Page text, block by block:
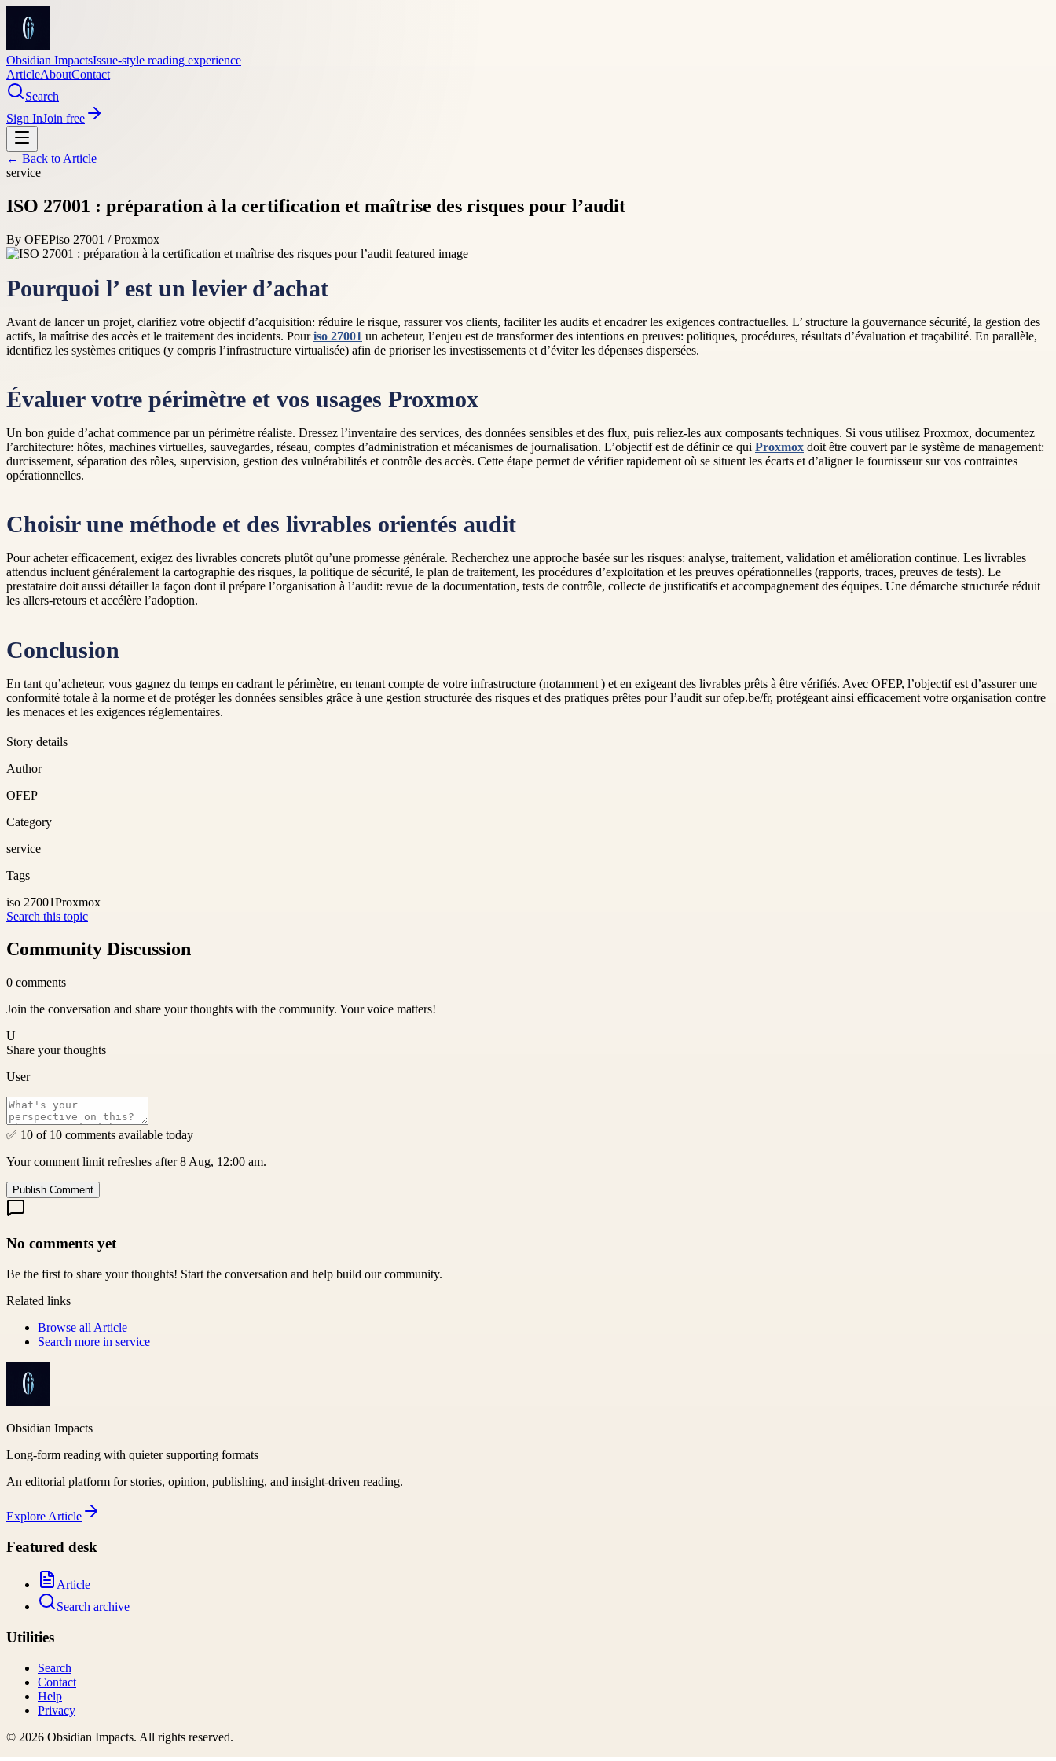
Obsidian ImpactsIssue-style reading experience
ArticleAboutContact
Search
Sign InJoin free
← Back to Article
service
ISO 27001 : préparation à la certification et maîtrise des risques pour l’audit
By OFEPiso 27001 / Proxmox
Pourquoi l’ est un levier d’achat
Avant de lancer un projet, clarifiez votre objectif d’acquisition: réduire le risque, rassurer vos clients, faciliter les audits et encadrer les exigences contractuelles. L’ structure la gouvernance sécurité, la gestion des
actifs, la maîtrise des accès et le traitement des incidents. Pouriso 27001 un acheteur, l’enjeu est de transformer des intentions en preuves: politiques, procédures, résultats d’évaluation et traçabilité. En parallèle,
identifiez les systèmes critiques (y compris l’infrastructure virtualisée) afin de prioriser les investissements et d’éviter les dépenses dispersées.
Évaluer votre périmètre et vos usages Proxmox
Un bon guide d’achat commence par un périmètre réaliste. Dressez l’inventaire des services, des données sensibles et des flux, puis reliez-les aux composants techniques. Si vous utilisez Proxmox, documentez
l’architecture: hôtes, machines virtuelles, sauvegardes, réseau, comptes d’administration et mécanismes de journalisation. L’objectif est de définir ce qui Proxmox doit être couvert par le système de management:
durcissement, séparation des rôles, supervision, gestion des vulnérabilités et contrôle des accès. Cette étape permet de vérifier rapidement où se situent les écarts et d’aligner le fournisseur sur vos contraintes
opérationnelles.
Choisir une méthode et des livrables orientés audit
Pour acheter efficacement, exigez des livrables concrets plutôt qu’une promesse générale. Recherchez une approche basée sur les risques: analyse, traitement, validation et amélioration continue. Les livrables
attendus incluent généralement la cartographie des risques, la politique de sécurité, le plan de traitement, les procédures d’exploitation et les preuves opérationnelles (rapports, traces, preuves de tests). Le
prestataire doit aussi détailler la façon dont il prépare l’organisation à l’audit: revue de la documentation, tests de contrôle, collecte de justificatifs et accompagnement des équipes. Une démarche structurée réduit
les allers-retours et accélère l’adoption.
Conclusion
En tant qu’acheteur, vous gagnez du temps en cadrant le périmètre, en tenant compte de votre infrastructure (notamment ) et en exigeant des livrables prêts à être vérifiés. Avec OFEP, l’objectif est d’assurer une
conformité totale à la norme et de protéger les données sensibles grâce à une gestion structurée des risques et des pratiques prêtes pour l’audit sur ofep.be/fr, protégeant ainsi efficacement votre organisation contre
les menaces et les exigences réglementaires.
Story details
Author
OFEP
Category
service
Tags
iso 27001Proxmox
Search this topic
Community Discussion
0 comments
Join the conversation and share your thoughts with the community. Your voice matters!
U
Share your thoughts
User
✅ 10 of 10 comments available today
Your comment limit refreshes after 8 Aug, 12:00 am.
Publish Comment
No comments yet
Be the first to share your thoughts! Start the conversation and help build our community.
Related links
Browse all Article
Search more in service
Obsidian Impacts
Long-form reading with quieter supporting formats
An editorial platform for stories, opinion, publishing, and insight-driven reading.
Explore Article
Featured desk
Article
Search archive
Utilities
Search
Contact
Help
Privacy
© 2026 Obsidian Impacts. All rights reserved.